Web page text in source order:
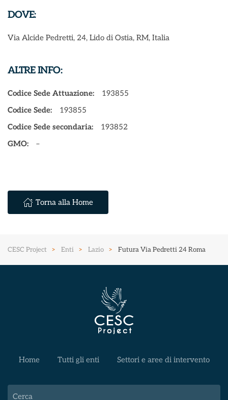
DOVE:
Via Alcide Pedretti, 24, Lido di Ostia, RM, Italia
ALTRE INFO:
Codice Sede Attuazione:
193855
Codice Sede:
193855
Codice Sede secondaria:
193852
GMO:
–
Torna alla Home
CESC Project Enti Lazio Futura Via Pedretti 24 Roma
Home Tutti gli enti Settori e aree di intervento